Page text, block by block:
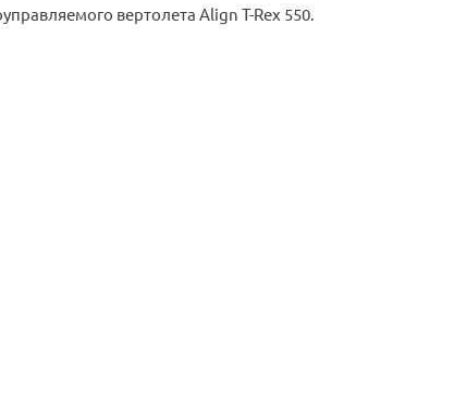
вертолета Align T-Rex 550.